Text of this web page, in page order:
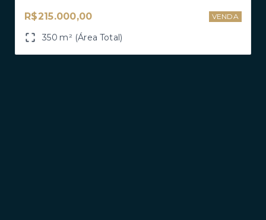
R$215.000,00 VENDA
350 m² (Área Total)